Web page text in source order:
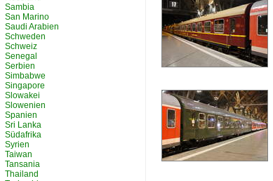
Sambia
San Marino
Saudi Arabien
Schweden
Schweiz
Senegal
Serbien
Simbabwe
Singapore
Slowakei
Slowenien
Spanien
Sri Lanka
Südafrika
Syrien
Taiwan
Tansania
Thailand